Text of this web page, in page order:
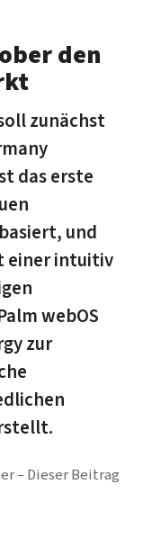
den
zunächst
das erste
und
einer intuitiv
webOS
zur
Dieser Beitrag